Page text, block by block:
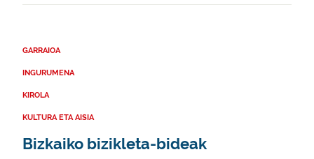
GARRAIOA
INGURUMENA
KIROLA
KULTURA ETA AISIA
Bizkaiko bizikleta-bideak